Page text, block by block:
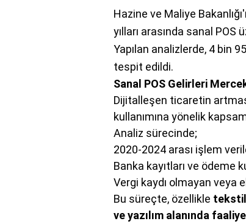
Hazine ve Maliye
yılları arasında sanal
Yapılan analizlerde, 4 bin
tespit edildi.
Sanal POS Gelirleri
Dijitalleşen ticaretin
kullanımına yönelik
Analiz sürecinde;
2020-2024 arası işlem
Banka kayıtları ve ödeme
Vergi kaydı olmayan veya
Bu süreçte, özellikle
ve yazılım alanında